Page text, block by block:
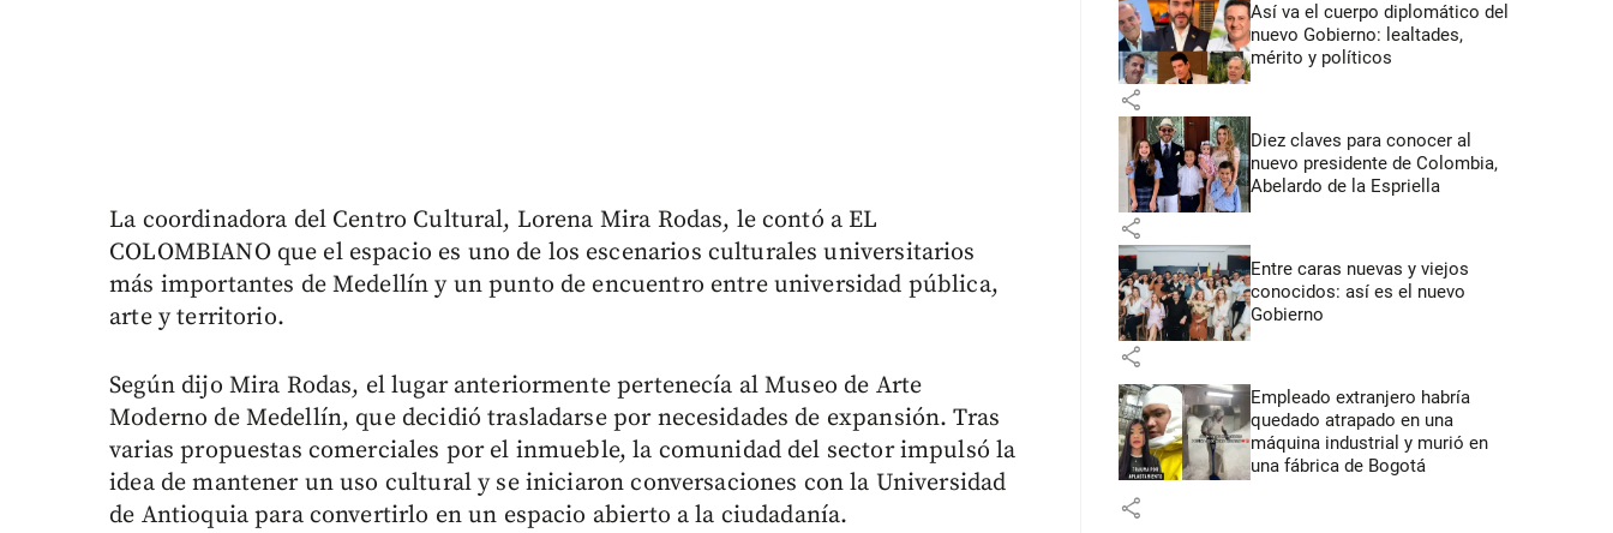
La coordinadora del Centro Cultural, Lorena Mira Rodas, le contó a EL
COLOMBIANO que el espacio es uno de los escenarios culturales universitarios
más importantes de Medellín y un punto de encuentro entre universidad pública,
arte y territorio.
Según dijo Mira Rodas, el lugar anteriormente pertenecía al Museo de Arte
Moderno de Medellín, que decidió trasladarse por necesidades de expansión. Tras
varias propuestas comerciales por el inmueble, la comunidad del sector impulsó la
idea de mantener un uso cultural y se iniciaron conversaciones con la Universidad
de Antioquia para convertirlo en un espacio abierto a la ciudadanía.
Así va el cuerpo diplomático del
nuevo Gobierno: lealtades,
mérito y políticos
share
Diez claves para conocer al
nuevo presidente de Colombia,
Abelardo de la Espriella
share
Entre caras nuevas y viejos
conocidos: así es el nuevo
Gobierno
share
Empleado extranjero habría
quedado atrapado en una
máquina industrial y murió en
una fábrica de Bogotá
share